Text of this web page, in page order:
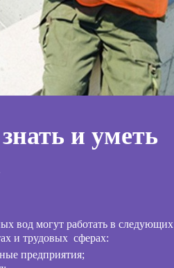
и уметь
вод могут работать в следующих
и трудовых сферах:
предприятия;